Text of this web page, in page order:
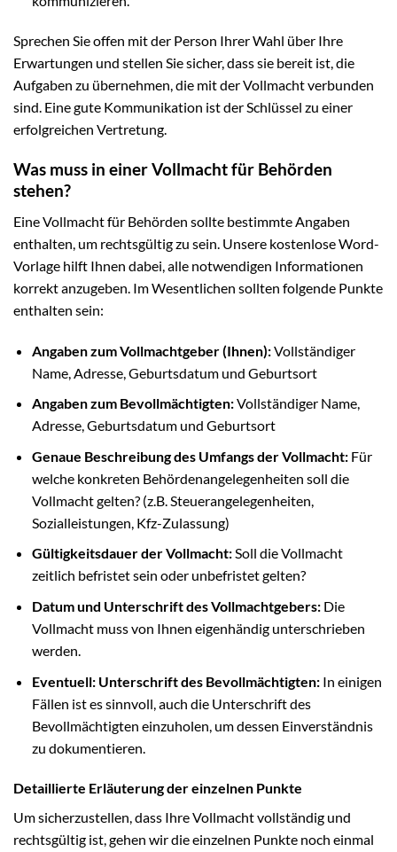
Sprechen Sie offen mit der Person Ihrer Wahl über Ihre
Erwartungen und stellen Sie sicher, dass sie bereit ist, die
Aufgaben zu übernehmen, die mit der Vollmacht verbunden
sind. Eine gute Kommunikation ist der Schlüssel zu einer
erfolgreichen Vertretung.
Was muss in einer Vollmacht für Behörden
stehen?
Eine Vollmacht für Behörden sollte bestimmte Angaben
enthalten, um rechtsgültig zu sein. Unsere kostenlose Word-
Vorlage hilft Ihnen dabei, alle notwendigen Informationen
korrekt anzugeben. Im Wesentlichen sollten folgende Punkte
enthalten sein:
Angaben zum Vollmachtgeber (Ihnen):Vollständiger
Name, Adresse, Geburtsdatum und Geburtsort
Angaben zum Bevollmächtigten:Vollständiger Name,
Adresse, Geburtsdatum und Geburtsort
Genaue Beschreibung des Umfangs der Vollmacht:Für
welche konkreten Behördenangelegenheiten soll die
Vollmacht gelten? (z.B. Steuerangelegenheiten,
Sozialleistungen, Kfz-Zulassung)
Gültigkeitsdauer der Vollmacht:Soll die Vollmacht
zeitlich befristet sein oder unbefristet gelten?
Datum und Unterschrift des Vollmachtgebers:Die
Vollmacht muss von Ihnen eigenhändig unterschrieben
werden.
Eventuell: Unterschrift des Bevollmächtigten:In einigen
Fällen ist es sinnvoll, auch die Unterschrift des
Bevollmächtigten einzuholen, um dessen Einverständnis
zu dokumentieren.
Detaillierte Erläuterung der einzelnen Punkte
Um sicherzustellen, dass Ihre Vollmacht vollständig und
rechtsgültig ist, gehen wir die einzelnen Punkte noch einmal